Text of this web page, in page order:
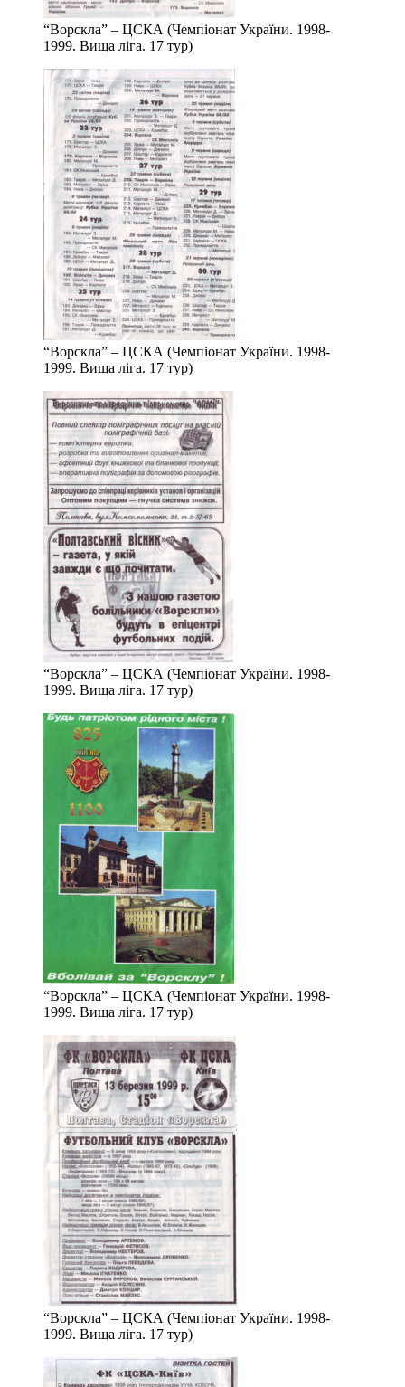
“Ворскла” – ЦСКА (Чемпіонат України. 1998-
1999. Вища ліга. 17 тур)
“Ворскла” – ЦСКА (Чемпіонат України. 1998-
1999. Вища ліга. 17 тур)
“Ворскла” – ЦСКА (Чемпіонат України. 1998-
1999. Вища ліга. 17 тур)
“Ворскла” – ЦСКА (Чемпіонат України. 1998-
1999. Вища ліга. 17 тур)
“Ворскла” – ЦСКА (Чемпіонат України. 1998-
1999. Вища ліга. 17 тур)